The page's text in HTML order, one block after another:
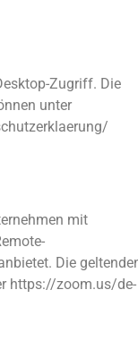
Zugriff. Die
unter
mit
Die
https://zoom.us/de-